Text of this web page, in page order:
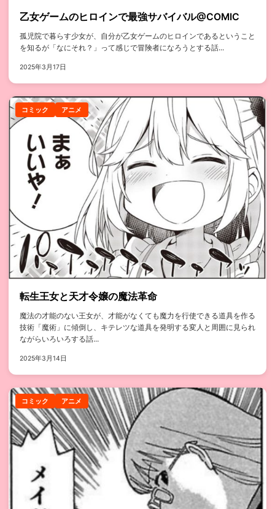
乙女ゲームのヒロインで最強サバイバル@COMIC
孤児院で暮らす少女が、自分が乙女ゲームのヒロインであるということ
を知るが「なにそれ？」って感じで冒険者になろうとする話...
2025年3月17日
コミック アニメ
転生王女と天才令嬢の魔法革命
魔法の才能のない王女が、才能がなくても魔力を行使できる道具を作る
技術「魔術」に傾倒し、キテレツな道具を発明する変人と周囲に見られ
ながらいろいろする話...
2025年3月14日
コミック アニメ